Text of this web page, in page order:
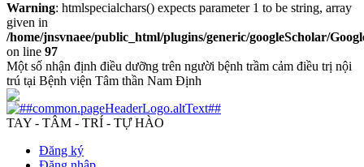
Warning: htmlspecialchars() expects parameter 1 to be string, array
given in
/home/jnsvnaee/public_html/plugins/generic/googleScholar/
on line 97
Một số nhận định điều dưỡng trên người bệnh trầm cảm điều trị nội
trú tại Bệnh viện Tâm thần Nam Định
TAY - TÂM - TRÍ - TỰ HÀO
Đăng ký